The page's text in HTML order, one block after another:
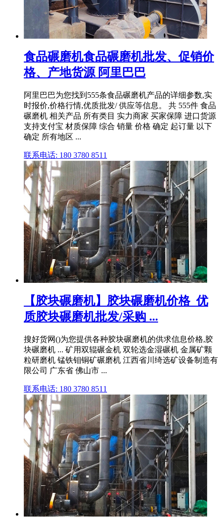
食品碾磨机食品碾磨机批发、促销价
格、产地货源 阿里巴巴
阿里巴巴为您找到555条食品碾磨机产品的详细参数,实
时报价,价格行情,优质批发/ 供应等信息。 共 555件 食品
碾磨机 相关产品 所有类目 实力商家 买家保障 进口货源
支持支付宝 材质保障 综合 销量 价格 确定 起订量 以下
确定 所有地区 ...
联系电话: 180 3780 8511
【胶块碾磨机】胶块碾磨机价格_优
质胶块碾磨机批发/采购 ...
搜好货网()为您提供各种胶块碾磨机的供求信息价格,胶
块碾磨机 ... 矿用双辊碾金机 双轮选金湿碾机 金属矿颗
粒研磨机 锰铁钼铜矿碾磨机 江西省川绮选矿设备制造有
限公司 广东省 佛山市 ...
联系电话: 180 3780 8511